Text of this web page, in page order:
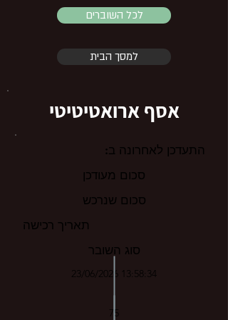
לכל השוברים
למסך הבית
אסף ארואטיטיטי
התעדכן לאחרונה ב:
סכום מעודכן
סכום שנרכש
תאריך רכישה
סוג השובר
23/06/2026 13:58:34
75